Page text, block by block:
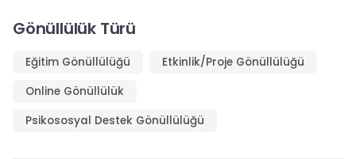
Gönüllülük Türü
Eğitim Gönüllülüğü
Etkinlik/Proje Gönüllülüğü
Online Gönüllülük
Psikososyal Destek Gönüllülüğü